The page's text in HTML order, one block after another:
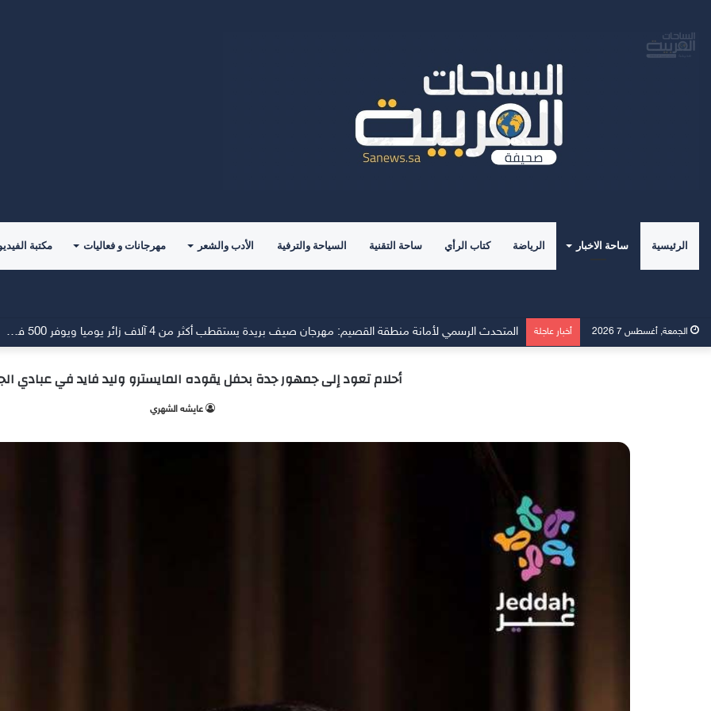
الرئيسية ساحة الاخبار الرياضة كتاب الرأي ساحة التقنية السياحة والترفية الأدب والشعر مهرجانات و فعاليات مكتبة
الجمعة, أغسطس 7 2026 أخبار عاجلة المتحدث الرسمي لأمانة منطقة القصيم: مهرجان صيف بريدة يستقطب أكثر من 4 آلاف زائر يوميا ويوفر 500 فرصة وظيفية
أحلام تعود إلى جمهور جدة بحفل يقوده المايسترو وليد فايد في عبادي
عايشه الشهري